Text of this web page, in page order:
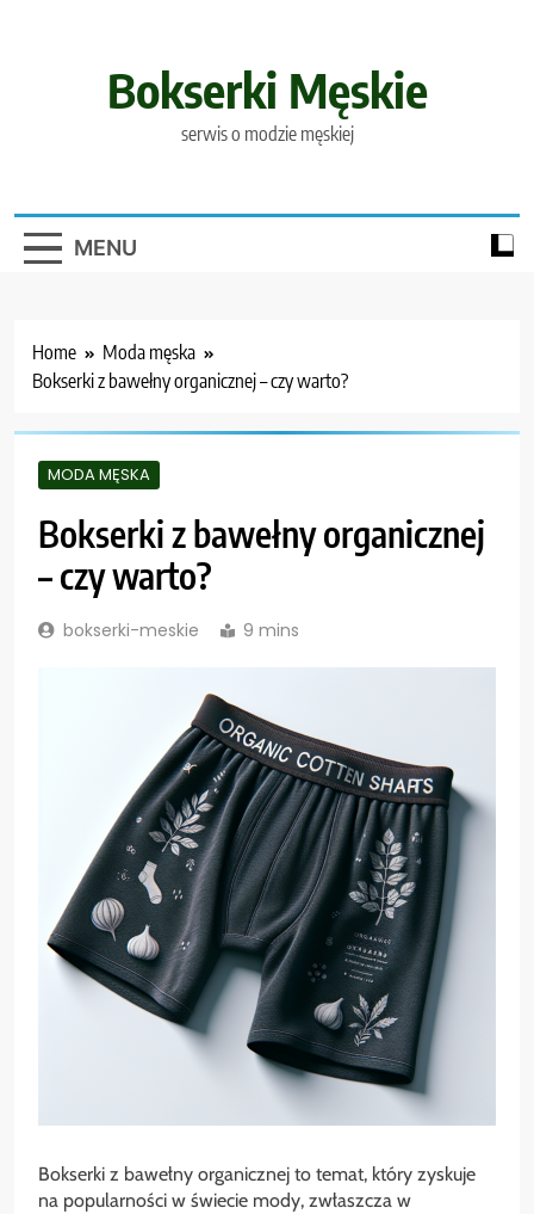
Bokserki Męskie
serwis o modzie męskiej
MENU
Home
Moda męska
Bokserki z bawełny organicznej – czy warto?
MODA MĘSKA
Bokserki z bawełny organicznej
– czy warto?
bokserki-meskie 9 mins
Bokserki z bawełny organicznej to temat, który zyskuje
na popularności w świecie mody, zwłaszcza w